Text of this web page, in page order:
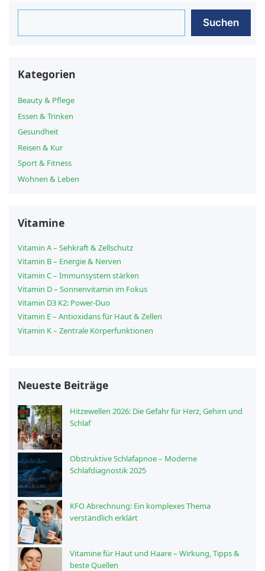
Suchen
Kategorien
Beauty & Pflege
Essen & Trinken
Gesundheit
Reisen & Kur
Sport & Fitness
Wohnen & Leben
Vitamine
Vitamin A – Sehkraft & Zellschutz
Vitamin B – Energie & Nerven
Vitamin C – Immunsystem stärken
Vitamin D – Sonnenvitamin im Fokus
Vitamin D3 K2: Power-Duo
Vitamin E – Antioxidans für Haut & Zellen
Vitamin K – Zentrale Körperfunktionen
Neueste Beiträge
Hitzewellen 2026: Die Gefahr für Herz, Gehirn und
Schlaf
Obstruktive Schlafapnoe – Moderne
Schlafdiagnostik 2025
KFO Abrechnung: Ein komplexes Thema
verständlich erklärt
Vitamine für Haut und Haare – Wirkung, Tipps &
beste Quellen